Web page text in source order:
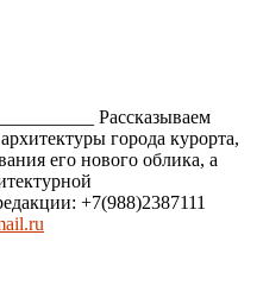
Рассказываем
города курорта,
его нового облика, а
+7(988)2387111